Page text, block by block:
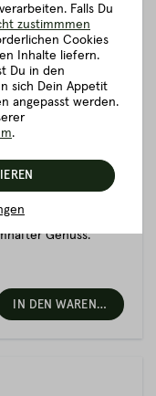
-
30,98 €
Genuss.
IN DEN WARENKORB
Falls Du
zustimmmen
Cookies
Inhalte liefern.
Du in den
sich Dein Appetit
angepasst werden.
.